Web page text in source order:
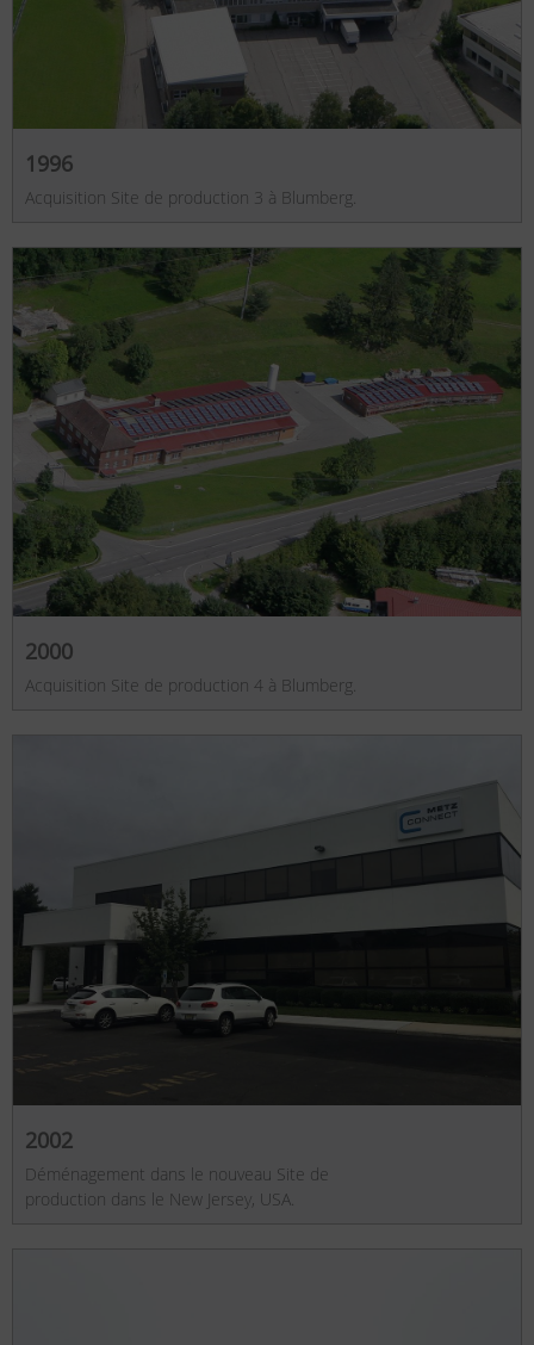
1996
Acquisition Site de production 3 à Blumberg.
2000
Acquisition Site de production 4 à Blumberg.
2002
Déménagement dans le nouveau Site de
production dans le New Jersey, USA.